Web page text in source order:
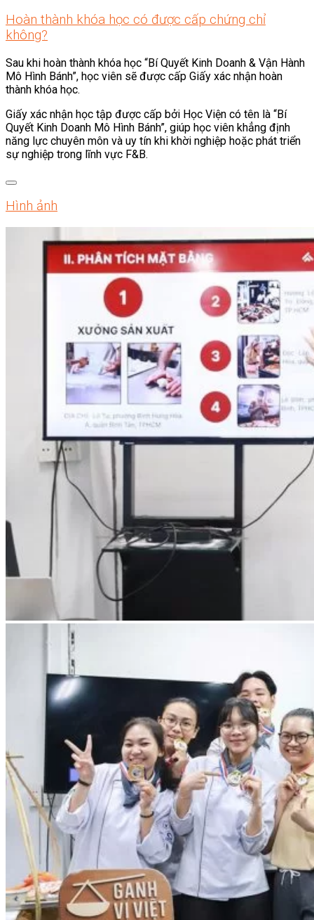
Hoàn thành khóa học có được cấp chứng chỉ
không?
Sau khi hoàn thành khóa học “Bí Quyết Kinh Doanh & Vận Hành
Mô Hình Bánh”, học viên sẽ được cấp Giấy xác nhận hoàn
thành khóa học.
Giấy xác nhận học tập được cấp bởi Học Viện có tên là “Bí
Quyết Kinh Doanh Mô Hình Bánh”, giúp học viên khẳng định
năng lực chuyên môn và uy tín khi khời nghiệp hoặc phát triển
sự nghiệp trong lĩnh vực F&B.
Hình ảnh